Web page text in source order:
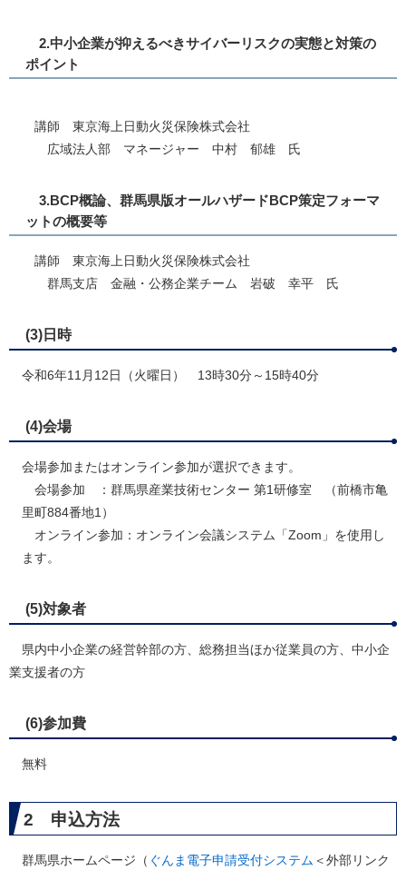
2.中小企業が抑えるべきサイバーリスクの実態と対策の
ポイント
講師 東京海上日動火災保険株式会社
広域法人部 マネージャー 中村 郁雄 氏
3.BCP概論、群馬県版オールハザードBCP策定フォーマ
ットの概要等​
講師 東京海上日動火災保険株式会社
群馬支店 金融・公務企業チーム 岩破 幸平 氏
(3)日時
令和6年11月12日（火曜日） 13時30分～15時40分
(4)会場
会場参加またはオンライン参加が選択できます。
会場参加 ：群馬県産業技術センター 第1研修室 （前橋市亀
里町884番地1）
オンライン参加：オンライン会議システム「Zoom」を使用し
ます。​
(5)対象者
県内中小企業の経営幹部の方、総務担当ほか従業員の方、中小企
業支援者の方
(6)参加費
無料
2 申込方法
群馬県ホームページ（ ぐんま電子申請受付システム ＜外部リンク